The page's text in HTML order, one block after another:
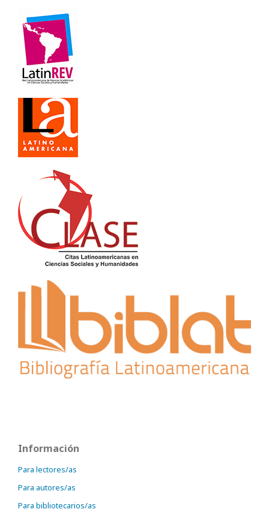
Información
Para lectores/as
Para autores/as
Para bibliotecarios/as